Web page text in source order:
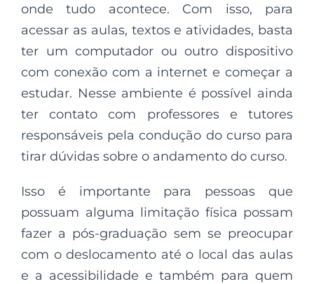
onde tudo acontece. Com isso, para
acessar as aulas, textos e atividades, basta
ter um computador ou outro dispositivo
com conexão com a internet e começar a
estudar. Nesse ambiente é possível ainda
ter contato com professores e tutores
responsáveis pela condução do curso para
tirar dúvidas sobre o andamento do curso.
Isso é importante para pessoas que
possuam alguma limitação física possam
fazer a pós-graduação sem se preocupar
com o deslocamento até o local das aulas
e a acessibilidade e também para quem